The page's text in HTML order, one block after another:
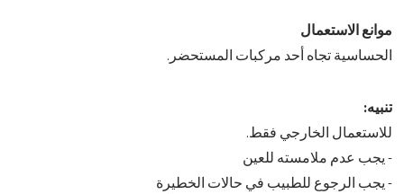
موانع الاستعمال
الحساسية تجاه أحد مركبات المستحضر.
تنبيه:
للاستعمال الخارجي فقط.
- يجب عدم ملامسته للعين
- يجب الرجوع للطبيب في حالات الخطيرة